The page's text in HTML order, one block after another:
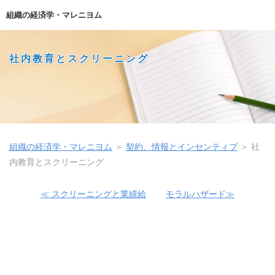
組織の経済学・マレニヨム
社内教育とスクリーニング
組織の経済学・マレニヨム ＞ 契約、情報とインセンティブ ＞ 社
内教育とスクリーニング
≪ スクリーニングと業績給 モラルハザード≫